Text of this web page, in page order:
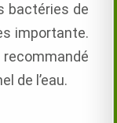
bactéries de
importante.
de l’eau.